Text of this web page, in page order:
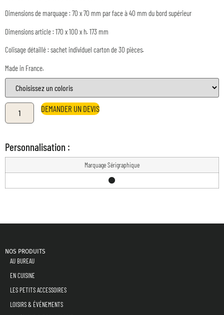
Dimensions de marquage : 70 x 70 mm par face à 40 mm du bord supérieur
Dimensions article : 170 x 100 x h. 173 mm
Colisage détaillé : sachet individuel carton de 30 pièces.
Made in France.
DEMANDER UN DEVIS
Personnalisation :
Marquage Sérigraphique
NOS PRODUITS
AU BUREAU
EN CUISINE
LES PETITS ACCESSOIRES
LOISIRS & ÉVÉNEMENTS